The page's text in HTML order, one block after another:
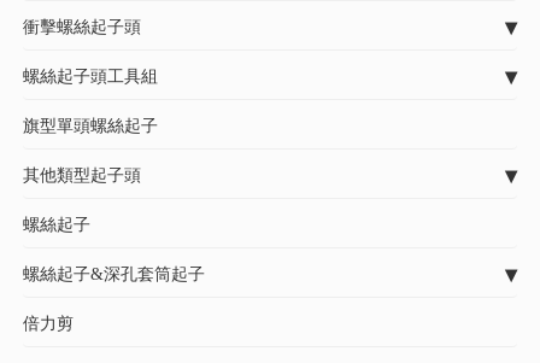
衝擊螺絲起子頭
螺絲起子頭工具組
旗型單頭螺絲起子
其他類型起子頭
螺絲起子
螺絲起子&深孔套筒起子
倍力剪